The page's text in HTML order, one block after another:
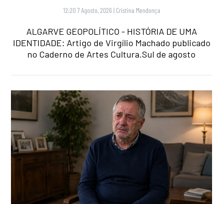
12:20 7 Agosto, 2026 | Cristina Mendonça
ALGARVE GEOPOLÍTICO - HISTÓRIA DE UMA
IDENTIDADE: Artigo de Virgílio Machado publicado
no Caderno de Artes Cultura.Sul de agosto